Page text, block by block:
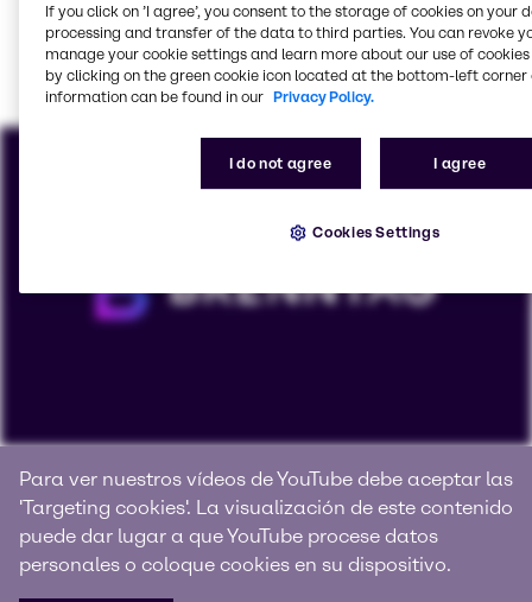
Food & Nutrition
Beauty & Personal Care
Caucho
Energy Services
Farma
Polímeros
Ver todas las industrias
Para ver nuestros vídeos de YouTube debe aceptar las
'Targeting cookies'. La visualización de este contenido
puede dar lugar a que YouTube procese datos
personales o coloque cookies en su dispositivo.
Nosotros somos Brenntag
Brenntag es el líder del mercado mundial en la
If you click on ’I agree’, you consent to the storage of cookies on your
processing and transfer of the data to third parties. You can revoke
manage your cookie settings and learn more about our use of cookies
by clicking on the green cookie icon located at the bottom-left corner
information can be found in our Privacy Policy.
I do not agree I agree
Cookies Settings